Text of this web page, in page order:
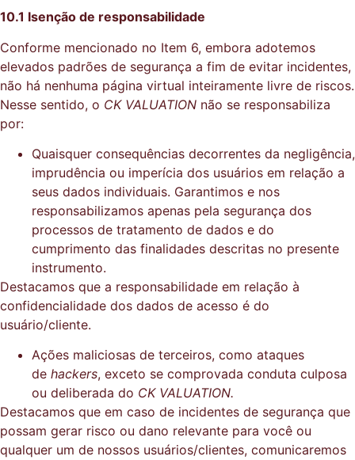
10.1 Isenção de responsabilidade
Conforme mencionado no Item 6, embora adotemos
elevados padrões de segurança a fim de evitar incidentes,
não há nenhuma página virtual inteiramente livre de riscos.
Nesse sentido, o CK VALUATION não se responsabiliza
por:
Quaisquer consequências decorrentes da negligência,
imprudência ou imperícia dos usuários em relação a
seus dados individuais. Garantimos e nos
responsabilizamos apenas pela segurança dos
processos de tratamento de dados e do
cumprimento das finalidades descritas no presente
instrumento.
Destacamos que a responsabilidade em relação à
confidencialidade dos dados de acesso é do
usuário/cliente.
Ações maliciosas de terceiros, como ataques
de hackers, exceto se comprovada conduta culposa
ou deliberada do CK VALUATION.
Destacamos que em caso de incidentes de segurança que
possam gerar risco ou dano relevante para você ou
qualquer um de nossos usuários/clientes, comunicaremos